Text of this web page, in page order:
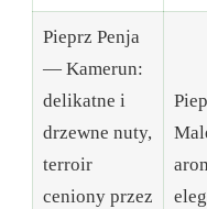
Pieprz Penja
— Kamerun:
delikatne i
drzewne nuty,
terroir
ceniony przez